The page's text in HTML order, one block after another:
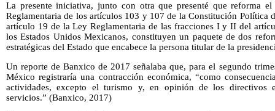
La presente iniciativa, junto con otra que presenté que reforma
Reglamentaria de los artículos 103 y 107 de la Constitución Política
artículo 19 de la Ley Reglamentaria de las fracciones I y II del
los Estados Unidos Mexicanos, constituyen un paquete de dos
estratégicas del Estado que encabece la persona titular de la
Un reporte de Banxico de 2017 señalaba que, para el segundo
México registraría una contracción económica, “como
actividades, excepto el turismo y, en opinión de los directivos
servicios.” (Banxico, 2017)